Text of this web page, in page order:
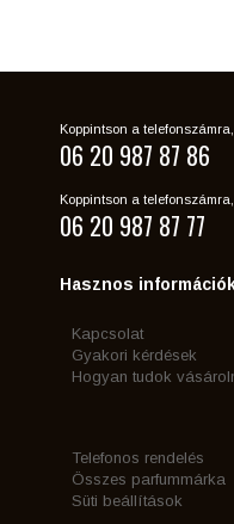
Koppintson a
06 20 987 87 86
Koppintson a
06 20 987 87 77
Hasznos
Kapcsolat
Gyakori kérdések
Hogyan tudok
Telefonos rendelés
Összes parfummárka
Süti beállítások